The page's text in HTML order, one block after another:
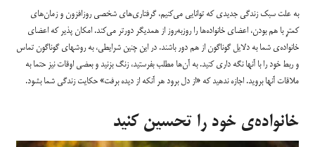
به علت سبک زندگی جدیدی که توانایی می‌کنیم، گرفتاری‌های شخصی روزافزون و زمان‌های
کمترِ با هم بودن، اعضای خانواده‌ها را روزبه‌روز از همدیگر دورتر می‌کند. امکان پذیر که اعضای
خانواده‌ی شما به دلایل گوناگون از هم دور باشند. در این چنین شرایطی، به روشهای گوناگون تماس
و ربط خود را با آنها نگه داری کنید. به آن‌ها مطلب بفرستید، زنگ بزنید و بعضی اوقات نیز حتما به
ملاقات آنها بروید. اجازه ندهید که «از دل برود هر آنکه از دیده برفت» حکایت زندگی شما بشود.
خانواده‌ی خود را تحسین کنید